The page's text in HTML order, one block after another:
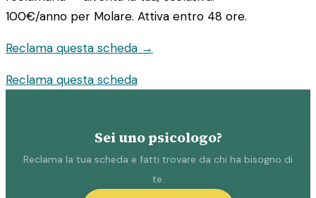
100€/anno per Molare. Attiva entro 48 ore.
Reclama questa scheda →
Reclama questa scheda
Sei uno psicologo?
Reclama la tua scheda e fatti trovare da chi ha bisogno di
te.